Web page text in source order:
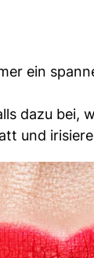
ein
dazu bei,
und